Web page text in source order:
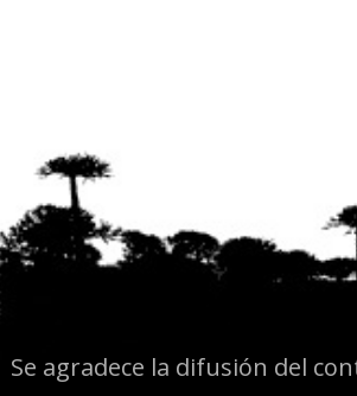
Se agradece la difusión del